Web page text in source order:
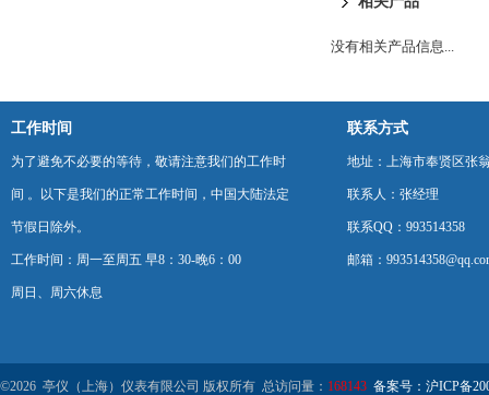
没有相关产品信息...
工作时间
为了避免不必要的等待，敬请注意我们的工作时
间 。以下是我们的正常工作时间，中国大陆法定
节假日除外。
工作时间：周一至周五 早8：30-晚6：00
周日、周六休息
联系方式
地址：上海市奉贤区张
联系人：张经理
联系QQ：993514358
邮箱：
©2026 亭仪（上海）仪表有限公司 版权所有 总访问量： 168143 备案号：沪ICP备